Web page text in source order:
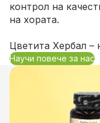
контрол на
на хората.
Цветита Хербал
Научи повече за нас
Детски Добавки